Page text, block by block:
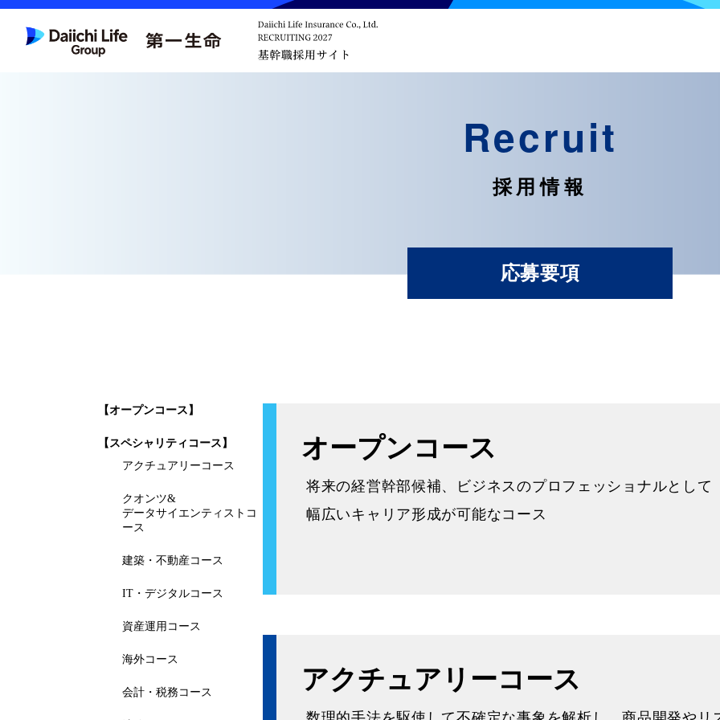
Recruit
採用情報
応募要項
【オープンコース】
【スペシャリティコース】
アクチュアリーコース
クオンツ&
データサイエンティストコ
ース
建築・不動産コース
IT・デジタルコース
資産運用コース
海外コース
会計・税務コース
オープンコース
将来の経営幹部候補、ビジネスのプロフェッショナルとして
幅広いキャリア形成が可能なコース
アクチュアリーコース